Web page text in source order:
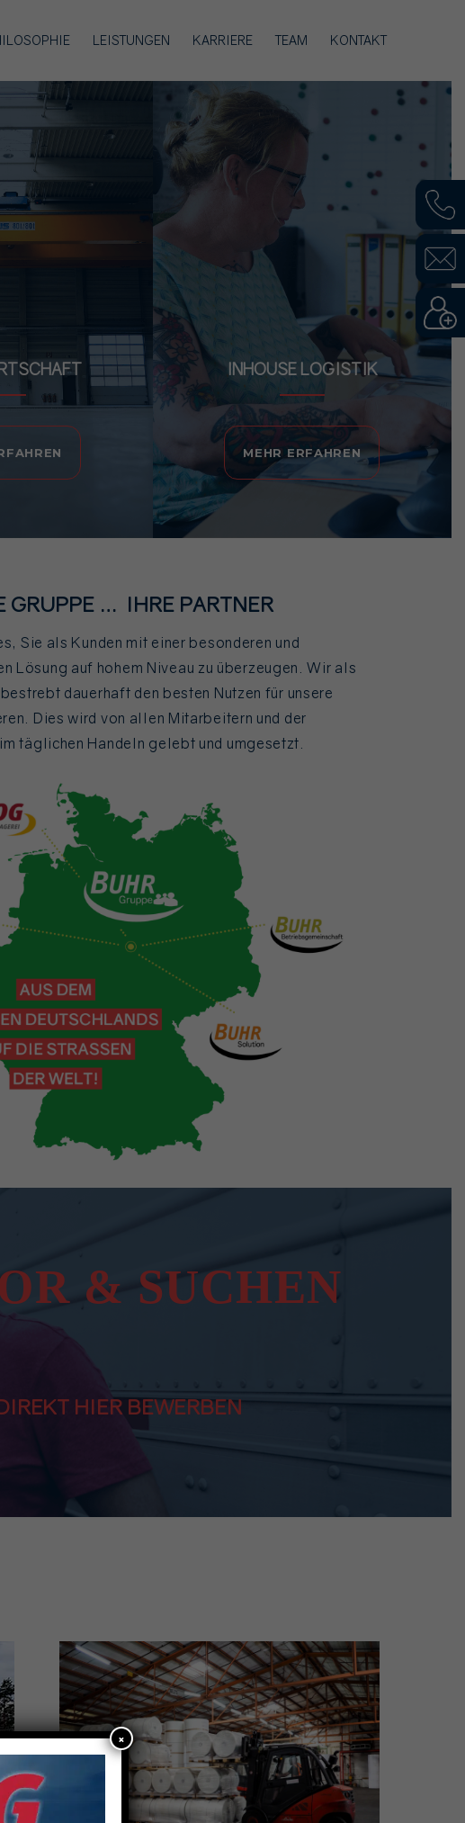
LEISTUNGEN KARRIERE TEAM KONTAKT
INHOUSE LOGISTIK
MEHR ERFAHREN
GRUPPE … IHRE PARTNER
Sie als Kunden mit einer besonderen und
Lösung auf hohem Niveau zu überzeugen. Wir als
dauerhaft den besten Nutzen für unsere
Dies wird von allen Mitarbeitern und der
täglichen Handeln gelebt und umgesetzt.
& SUCHEN
HIER BEWERBEN
×